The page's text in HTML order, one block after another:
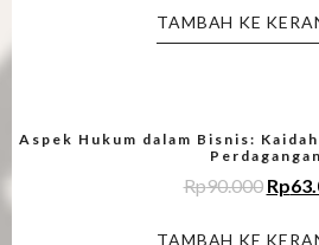
TAMBAH KE
Aspek Hukum dalam Bisnis:
Perdagangan
Rp90.000 Rp
TAMBAH KE